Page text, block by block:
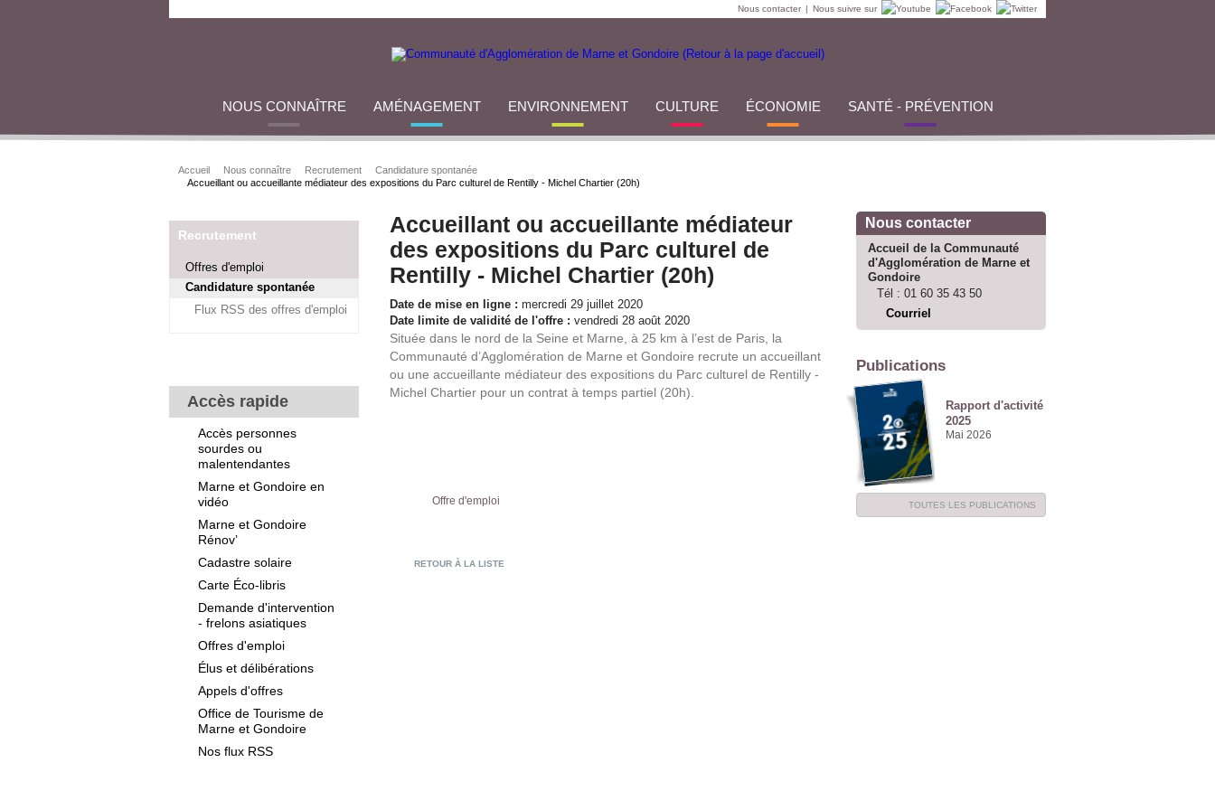
Nous contacter | Nous suivre sur
NOUS CONNAÎTRE AMÉNAGEMENT ENVIRONNEMENT CULTURE ÉCONOMIE SANTÉ - PRÉVENTION
Accueil Nous connaître Recrutement
Candidature spontanée
Accueillant ou accueillante médiateur des expositions du Parc culturel de Rentilly - Michel Chartier (20h)
Recrutement
Offres d'emploi
Candidature spontanée
Flux RSS des offres d'emploi
Accès rapide
Accès personnes
sourdes ou
malentendantes
Marne et Gondoire en
vidéo
Marne et Gondoire
Rénov’
Cadastre solaire
Carte Éco-libris
Demande d'intervention
- frelons asiatiques
Offres d'emploi
Élus et délibérations
Appels d'offres
Office de Tourisme de
Marne et Gondoire
Nos flux RSS
Accueillant ou accueillante médiateur
des expositions du Parc culturel de
Rentilly - Michel Chartier (20h)
Date de mise en ligne : mercredi 29 juillet 2020
Date limite de validité de l'offre : vendredi 28 août 2020
Située dans le nord de la Seine et Marne, à 25 km à l’est de Paris, la
Communauté d’Agglomération de Marne et Gondoire recrute un accueillant
ou une accueillante médiateur des expositions du Parc culturel de Rentilly -
Michel Chartier pour un contrat à temps partiel (20h).
Offre d'emploi
RETOUR À LA LISTE
Nous contacter
Accueil de la Communauté
d'Agglomération de Marne et
Gondoire
Tél : 01 60 35 43 50
Courriel
Publications
Rapport d'activité
2025
Mai 2026
TOUTES LES PUBLICATIONS